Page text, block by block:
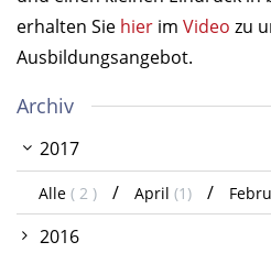
erhalten Sie hier im Video zu
Ausbildungsangebot.
Archiv
2017
Alle ( 2 ) April (1)
2016